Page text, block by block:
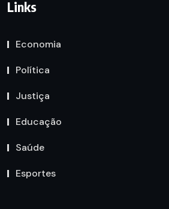
Links
Economia
Política
Justiça
Educação
Saúde
Esportes